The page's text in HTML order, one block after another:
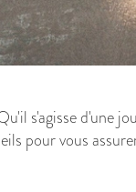
s'agisse d'une
pour vous